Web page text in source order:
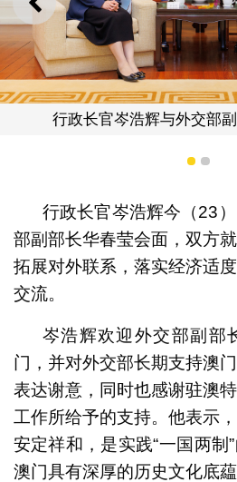
上一则
交部副部长华春莹会面
1 2
行政长官岑浩辉今（23
部副部长华春莹会面，双方
拓展对外联系，落实经济适
交流。
岑浩辉欢迎外交部副部
门，并对外交部长期支持澳
表达谢意，同时也感谢驻澳
工作所给予的支持。他表示
安定祥和，是实践“一国两制
澳门具有深厚的历史文化底